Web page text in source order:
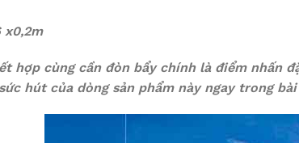
x0,2m
hợp cùng cần đòn bẩy chính là điểm nhấn
hút của dòng sản phẩm này ngay trong